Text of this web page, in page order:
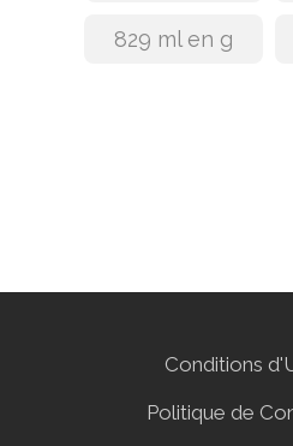
829 ml en g
Conditions
Politique de